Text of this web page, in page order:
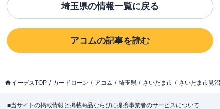
埼玉県の情報一覧に戻る
アコムの記事を読む
イーデスTOP カードローン アコム 埼玉県 さいたま市 さいたま市見
■当サイトの掲載情報と掲載商品ならびに提携事業者のサービスについて